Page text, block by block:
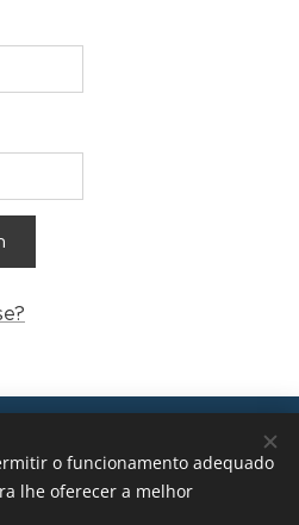
o funcionamento adequado
lhe oferecer a melhor